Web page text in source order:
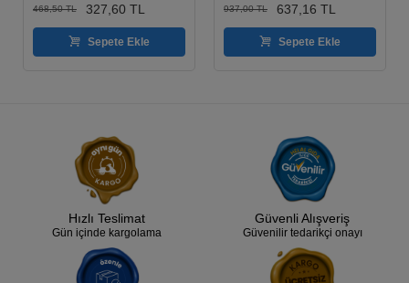
468,50 TL 327,60 TL
Sepete Ekle
937,00 TL 637,16 TL
Sepete Ekle
Hızlı Teslimat
Gün içinde kargolama
Güvenli Alışveriş
Güvenilir tedarikçi onayı